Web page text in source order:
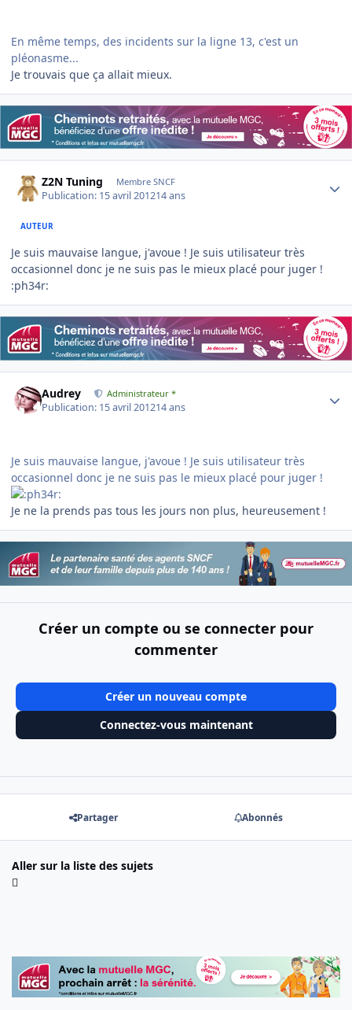
En même temps, des incidents sur la ligne 13, c'est un
pléonasme...
Je trouvais que ça allait mieux.
Z2N Tuning Membre SNCF
Publication: 15 avril 201214 ans
AUTEUR
Je suis mauvaise langue, j'avoue ! Je suis utilisateur très
occasionnel donc je ne suis pas le mieux placé pour juger !
:ph34r:
Audrey Administrateur *
Publication: 15 avril 201214 ans
Je suis mauvaise langue, j'avoue ! Je suis utilisateur très
occasionnel donc je ne suis pas le mieux placé pour juger !
Je ne la prends pas tous les jours non plus, heureusement !
Créer un compte ou se connecter pour
commenter
Créer un nouveau compte
Connectez-vous maintenant
Partager Abonnés
Aller sur la liste des sujets